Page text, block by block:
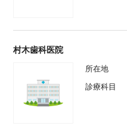
村木歯科医院
所在地
診療科目